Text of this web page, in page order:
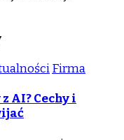
Firma
AI? Cechy i